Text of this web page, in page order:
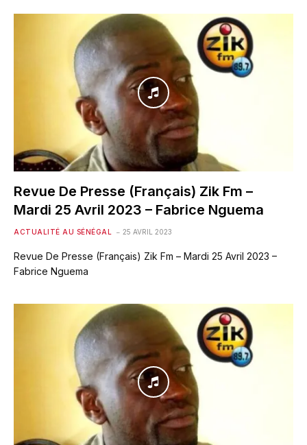
Revue De Presse (Français) Zik Fm –
Mardi 25 Avril 2023 – Fabrice Nguema
ACTUALITÉ AU SÉNÉGAL 25 AVRIL 2023
Revue De Presse (Français) Zik Fm – Mardi 25 Avril 2023 –
Fabrice Nguema